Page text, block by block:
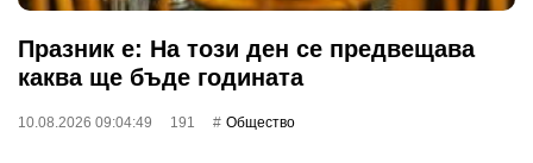
Празник е: На този ден се предвещава
каква ще бъде годината
10.08.2026 09:04:49 191 Общество